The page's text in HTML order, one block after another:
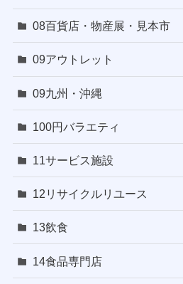
08百貨店・物産展・見本市
09アウトレット
09九州・沖縄
100円バラエティ
11サービス施設
12リサイクルリユース
13飲食
14食品専門店